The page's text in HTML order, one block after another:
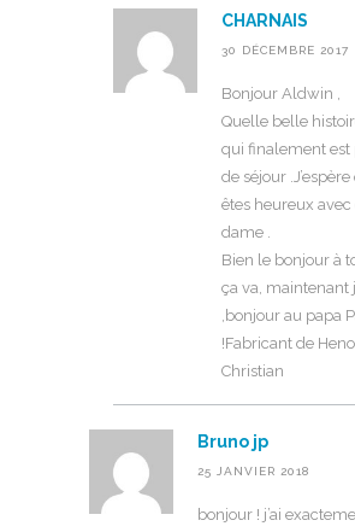
CHARNAIS
30 DÉCEMBRE 2017
Bonjour Aldwin ,
Quelle belle
qui finalement est
de séjour
êtes heureux
dame .
Bien le bonjour à
ça va, maintenant
,bonjour au papa
!Fabricant de
Christian
Bruno jp
25 JANVIER 2018
bonjour ! j’ai